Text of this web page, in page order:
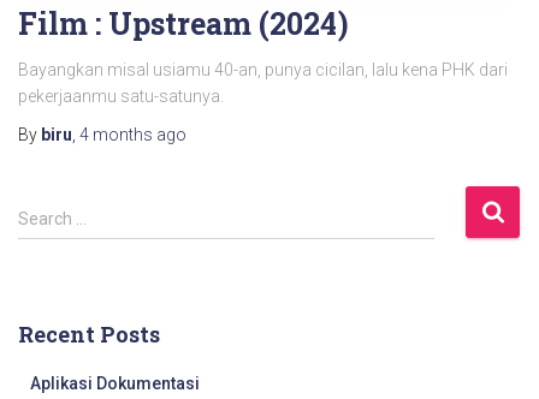
Film : Upstream (2024)
Bayangkan misal usiamu 40-an, punya cicilan, lalu kena PHK dari
pekerjaanmu satu-satunya.
By biru 4 months ago
S
e
h
Search …
Recent Posts
Aplikasi Dokumentasi